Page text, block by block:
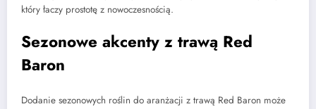
który łaczy prostotę z nowoczesnością.
Sezonowe akcenty z trawą Red
Baron
Dodanie sezonowych roślin do aranżacji z trawą Red Baron może